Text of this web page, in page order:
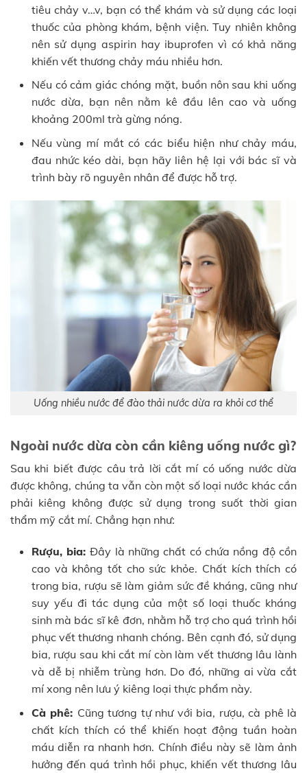
tiêu chảy v…v, bạn có thể khám và sử dụng các loại
thuốc của phòng khám, bệnh viện. Tuy nhiên không
nên sử dụng aspirin hay ibuprofen vì có khả năng
khiến vết thương chảy máu nhiều hơn.
Nếu có cảm giác chóng mặt, buồn nôn sau khi uống
nước dừa, bạn nên nằm kê đầu lên cao và uống
khoảng 200ml trà gừng nóng.
Nếu vùng mí mắt có các biểu hiện như chảy máu,
đau nhức kéo dài, bạn hãy liên hệ lại với bác sĩ và
trình bày rõ nguyên nhân để được hỗ trợ.
Uống nhiều nước để đào thải nước dừa ra khỏi cơ thể
Ngoài nước dừa còn cần kiêng uống nước gì?
Sau khi biết được câu trả lời cắt mí có uống nước dừa
được không, chúng ta vẫn còn một số loại nước khác cần
phải kiêng không được sử dụng trong suốt thời gian
thẩm mỹ cắt mí. Chẳng hạn như:
Rượu, bia:Đây là những chất có chứa nồng độ cồn
cao và không tốt cho sức khỏe. Chất kích thích có
trong bia, rượu sẽ làm giảm sức đề kháng, cũng như
suy yếu đi tác dụng của một số loại thuốc kháng
sinh mà bác sĩ kê đơn, nhằm hỗ trợ cho quá trình hồi
phục vết thương nhanh chóng. Bên cạnh đó, sử dụng
bia, rượu sau khi cắt mí còn làm vết thương lâu lành
và dễ bị nhiễm trùng hơn. Do đó, những ai vừa cắt
mí xong nên lưu ý kiêng loại thực phẩm này.
Cà phê: Cũng tương tự như với bia, rượu, cà phê là
chất kích thích có thể khiến hoạt động tuần hoàn
máu diễn ra nhanh hơn. Chính điều này sẽ làm ảnh
hưởng đến quá trình hồi phục, khiến vết thương lâu